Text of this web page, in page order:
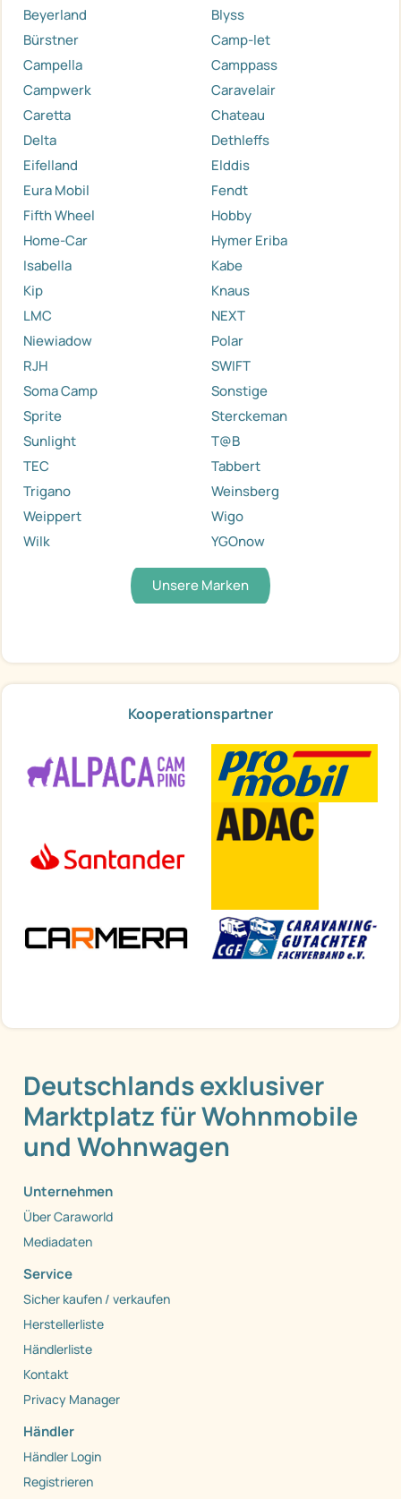
Beyerland
Blyss
Bürstner
Camp-let
Campella
Camppass
Campwerk
Caravelair
Caretta
Chateau
Delta
Dethleffs
Eifelland
Elddis
Eura Mobil
Fendt
Fifth Wheel
Hobby
Home-Car
Hymer Eriba
Isabella
Kabe
Kip
Knaus
LMC
NEXT
Niewiadow
Polar
RJH
SWIFT
Soma Camp
Sonstige
Sprite
Sterckeman
Sunlight
T@B
TEC
Tabbert
Trigano
Weinsberg
Weippert
Wigo
Wilk
YGOnow
Unsere Marken
Kooperationspartner
Deutschlands exklusiver
Marktplatz für Wohnmobile
und Wohnwagen
Unternehmen
Über Caraworld
Mediadaten
Service
Sicher kaufen / verkaufen
Herstellerliste
Händlerliste
Kontakt
Privacy Manager
Händler
Händler Login
Registrieren